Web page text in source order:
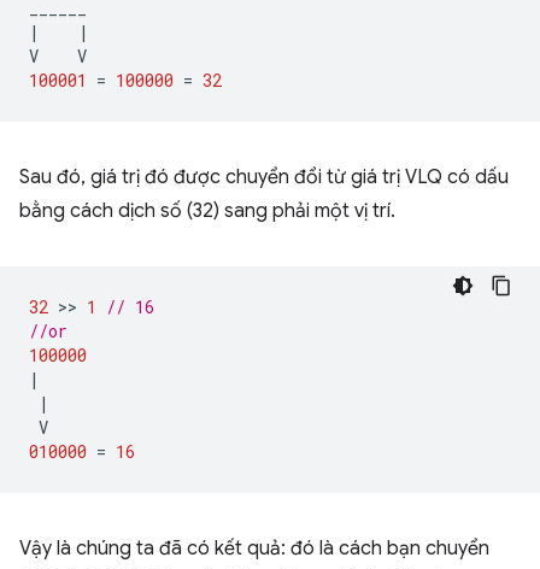
|
|
V
V
100001
= 100000 = 32
Sau đó, giá trị đó được chuyển đổi từ giá trị VLQ có dấu
bằng cách dịch số (32) sang phải một vị trí.
32 >> 1
// 16
//or
100000
|
|
V
010000 = 16
Vậy là chúng ta đã có kết quả: đó là cách bạn chuyển